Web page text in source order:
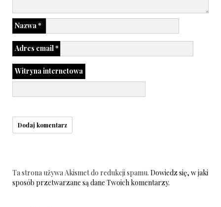
Nazwa*
Adres email*
Witryna internetowa
Ta strona używa Akismet do redukcji spamu. Dowiedz się, w jaki
sposób przetwarzane są dane Twoich komentarzy.